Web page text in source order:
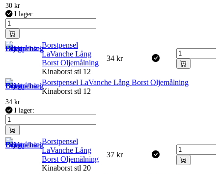
30 kr
I lager:
Borstpensel
LaVanche Lång
Borst Oljemålning
Kinaborst stl 12
34 kr
Borstpensel LaVanche Lång Borst Oljemålning
Kinaborst stl 12
34 kr
I lager:
Borstpensel
LaVanche Lång
Borst Oljemålning
Kinaborst stl 20
37 kr